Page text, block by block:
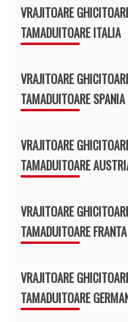
VRAJITOARE
TAMADUITOARE ITALIA
VRAJITOARE
TAMADUITOARE SPANIA
VRAJITOARE
TAMADUITOARE
VRAJITOARE
TAMADUITOARE FRANTA
VRAJITOARE
TAMADUITOARE